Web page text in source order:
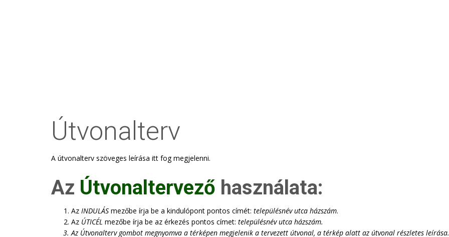
Útvonalterv
A útvonalterv szöveges leírása itt fog megjelenni.
Az Útvonaltervező használata:
Az INDULÁS mezőbe írja be a kindulópont pontos címét: településnév utca házszám.
Az ÚTICÉL mezőbe írja be az érkezés pontos címet: településnév utca házszám.
Az Útvonaltervgombot megnyomva a térképen megjelenik a tervezett útvonal, a térkép alatt az útvonal részletes leírása.